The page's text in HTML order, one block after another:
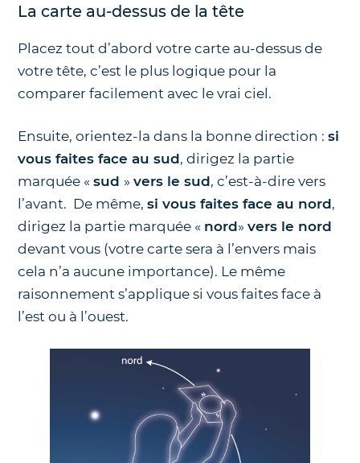
La carte au-dessus de la tête
Placez tout d’abord votre carte au-dessus de
votre tête, c’est le plus logique pour la
comparer facilement avec le vrai ciel.
Ensuite, orientez-la dans la bonne direction :si
vous faites face au sud, dirigez la partie
marquée «sud »vers le sud, c’est-à-dire vers
l’avant. De même,si vous faites face au nord,
dirigez la partie marquée « nord»vers le nord
devant vous (votre carte sera à l’envers mais
cela n’a aucune importance). Le même
raisonnement s’applique si vous faites face à
l’est ou à l’ouest.